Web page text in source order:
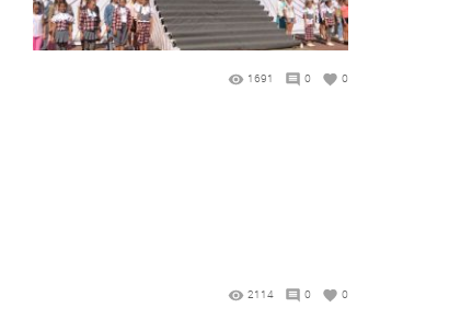
1691 0 0
2114 0 0